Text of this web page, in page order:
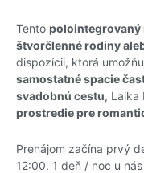
Tento polointegrovaný
štvorčlenné rodiny
dispozícii, ktorá
samostatné spacie
svadobnú cestu, Laika
prostredie pre
Prenájom začína prvý
12:00. 1 deň / noc u